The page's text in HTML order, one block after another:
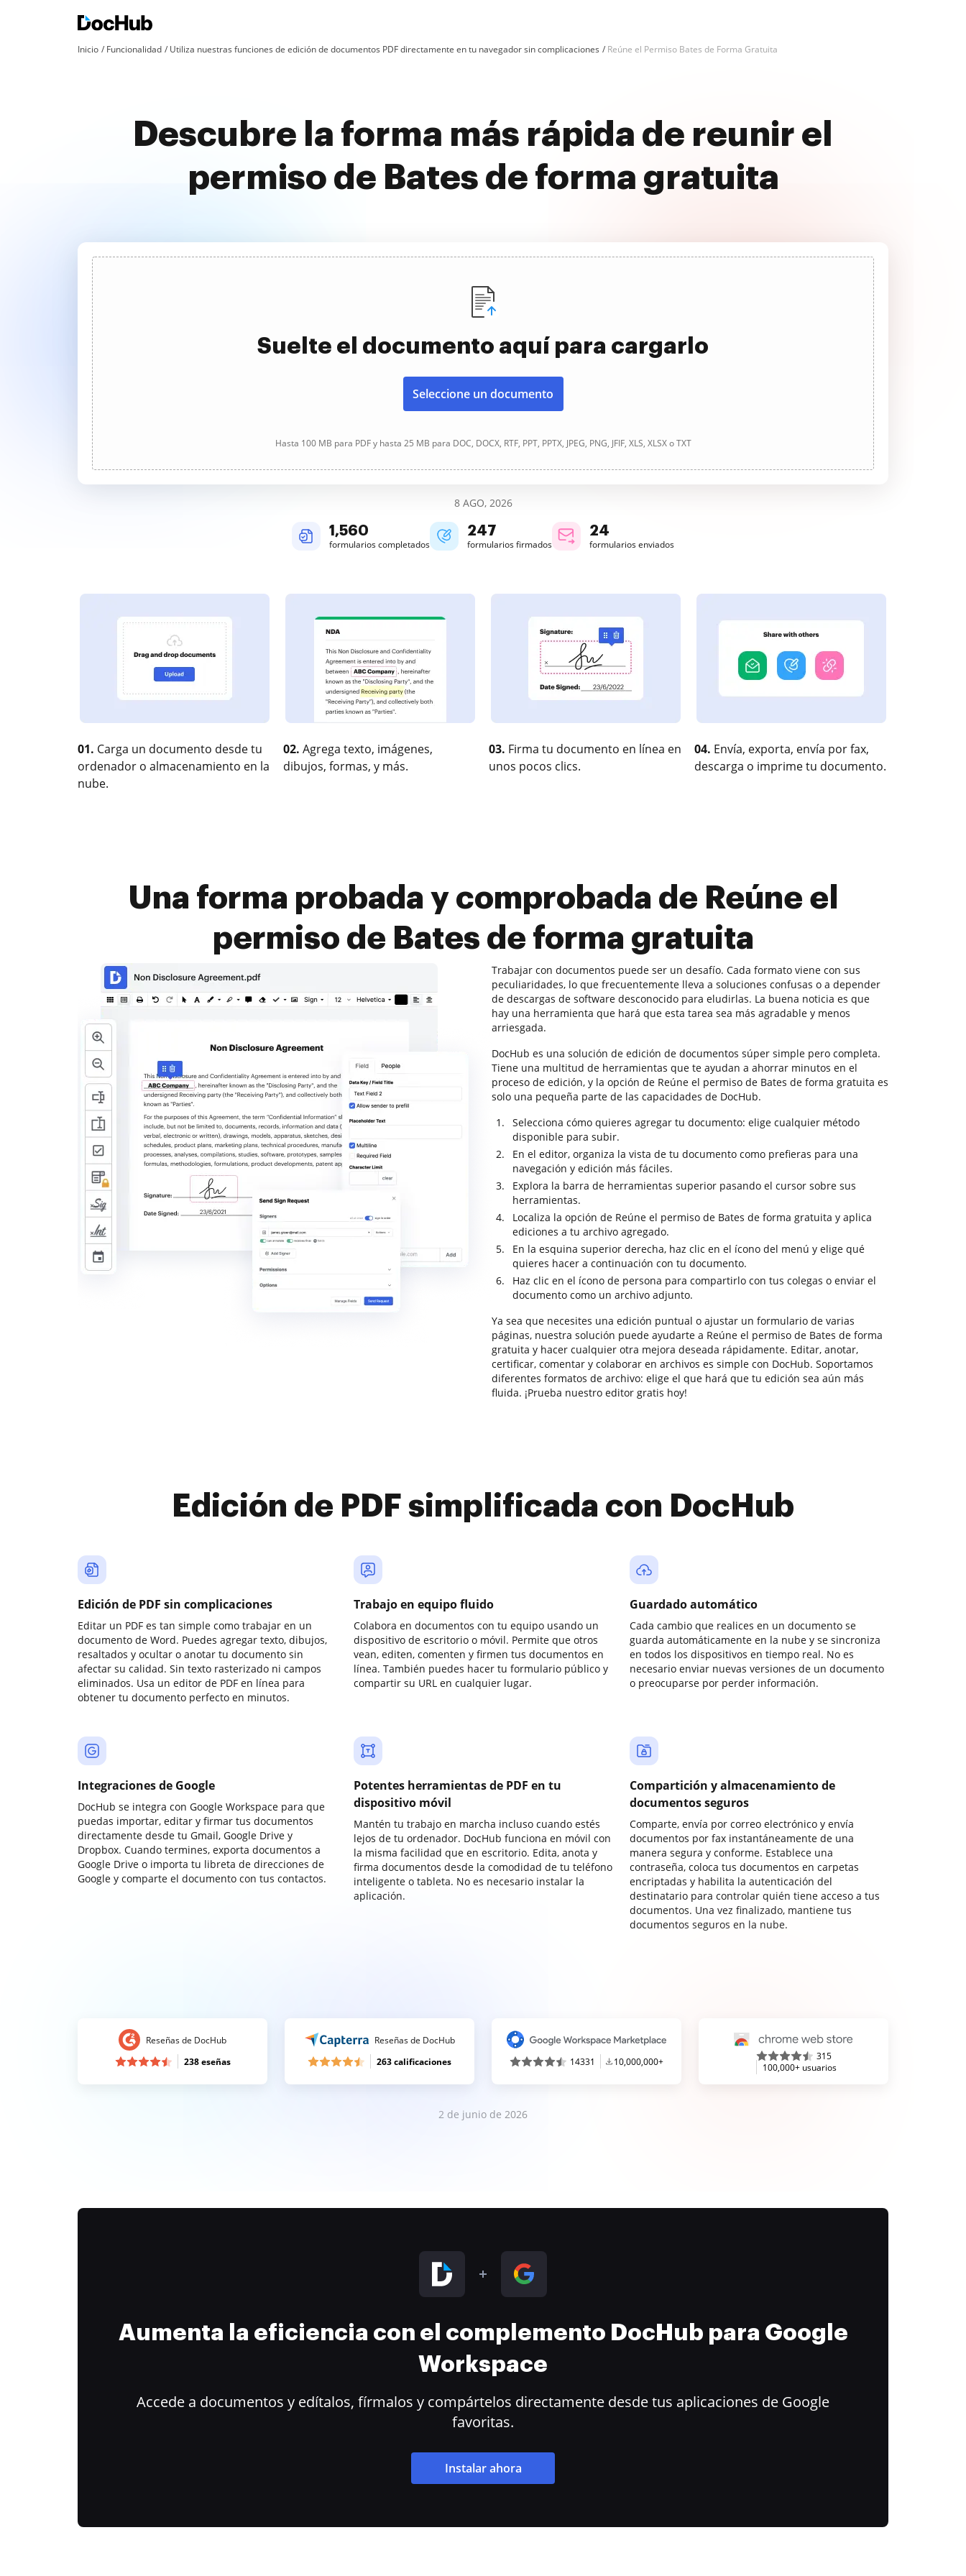
Inicio Funcionalidad Utiliza nuestras funciones de edición de documentos PDF directamente en tu navegador sin complicaciones Reúne el Permiso Bates de Forma Gratuita
Descubre la forma más rápida de reunir el
permiso de Bates de forma gratuita
Suelte el documento aquí para cargarlo
Seleccione un documento
Hasta 100 MB para PDF y hasta 25 MB para DOC, DOCX, RTF, PPT, PPTX, JPEG, PNG, JFIF, XLS, XLSX o TXT
8 AGO, 2026
1,561
formularios completados
247
formularios firmados
24
formularios enviados
01. Carga un documento desde tu
ordenador o almacenamiento en la
nube.
02. Agrega texto, imágenes,
dibujos, formas, y más.
03. Firma tu documento en línea en
unos pocos clics.
04. Envía, exporta, envía por fax,
descarga o imprime tu documento.
Una forma probada y comprobada de Reúne el
permiso de Bates de forma gratuita
Trabajar con documentos puede ser un desafío. Cada formato viene con sus
peculiaridades, lo que frecuentemente lleva a soluciones confusas o a depender
de descargas de software desconocido para eludirlas. La buena noticia es que
hay una herramienta que hará que esta tarea sea más agradable y menos
arriesgada.
DocHub es una solución de edición de documentos súper simple pero completa.
Tiene una multitud de herramientas que te ayudan a ahorrar minutos en el
proceso de edición, y la opción de Reúne el permiso de Bates de forma gratuita es
solo una pequeña parte de las capacidades de DocHub.
Selecciona cómo quieres agregar tu documento: elige cualquier método
disponible para subir.
En el editor, organiza la vista de tu documento como prefieras para una
navegación y edición más fáciles.
Explora la barra de herramientas superior pasando el cursor sobre sus
herramientas.
Localiza la opción de Reúne el permiso de Bates de forma gratuita y aplica
ediciones a tu archivo agregado.
En la esquina superior derecha, haz clic en el ícono del menú y elige qué
quieres hacer a continuación con tu documento.
Haz clic en el ícono de persona para compartirlo con tus colegas o enviar el
documento como un archivo adjunto.
Ya sea que necesites una edición puntual o ajustar un formulario de varias
páginas, nuestra solución puede ayudarte a Reúne el permiso de Bates de forma
gratuita y hacer cualquier otra mejora deseada rápidamente. Editar, anotar,
certificar, comentar y colaborar en archivos es simple con DocHub. Soportamos
diferentes formatos de archivo: elige el que hará que tu edición sea aún más
fluida. ¡Prueba nuestro editor gratis hoy!
Edición de PDF simplificada con DocHub
Edición de PDF sin complicaciones
Editar un PDF es tan simple como trabajar en un
documento de Word. Puedes agregar texto, dibujos,
resaltados y ocultar o anotar tu documento sin
afectar su calidad. Sin texto rasterizado ni campos
eliminados. Usa un editor de PDF en línea para
obtener tu documento perfecto en minutos.
Trabajo en equipo fluido
Colabora en documentos con tu equipo usando un
dispositivo de escritorio o móvil. Permite que otros
vean, editen, comenten y firmen tus documentos en
línea. También puedes hacer tu formulario público y
compartir su URL en cualquier lugar.
Guardado automático
Cada cambio que realices en un documento se
guarda automáticamente en la nube y se sincroniza
en todos los dispositivos en tiempo real. No es
necesario enviar nuevas versiones de un documento
o preocuparse por perder información.
Integraciones de Google
DocHub se integra con Google Workspace para que
puedas importar, editar y firmar tus documentos
directamente desde tu Gmail, Google Drive y
Dropbox. Cuando termines, exporta documentos a
Google Drive o importa tu libreta de direcciones de
Google y comparte el documento con tus contactos.
Potentes herramientas de PDF en tu
dispositivo móvil
Mantén tu trabajo en marcha incluso cuando estés
lejos de tu ordenador. DocHub funciona en móvil con
la misma facilidad que en escritorio. Edita, anota y
firma documentos desde la comodidad de tu teléfono
inteligente o tableta. No es necesario instalar la
aplicación.
Compartición y almacenamiento de
documentos seguros
Comparte, envía por correo electrónico y envía
documentos por fax instantáneamente de una
manera segura y conforme. Establece una
contraseña, coloca tus documentos en carpetas
encriptadas y habilita la autenticación del
destinatario para controlar quién tiene acceso a tus
documentos. Una vez finalizado, mantiene tus
documentos seguros en la nube.
Reseñas de DocHub
238 eseñas
Reseñas de DocHub
263 calificaciones
14331 10,000,000+
315
100,000+ usuarios
2 de junio de 2026
Aumenta la eficiencia con el complemento DocHub para Google
Workspace
Accede a documentos y edítalos, fírmalos y compártelos directamente desde tus aplicaciones de Google
favoritas.
Instalar ahora